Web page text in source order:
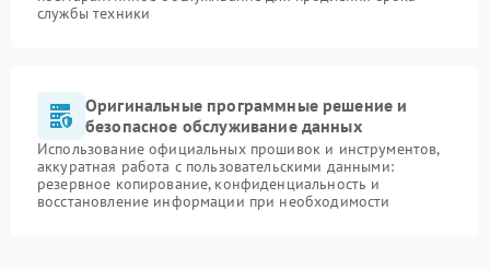
службы техники
Оригинальные программные решение и
безопасное обслуживание данных
Использование официальных прошивок и инструментов,
аккуратная работа с пользовательскими данными:
резервное копирование, конфиденциальность и
восстановление информации при необходимости